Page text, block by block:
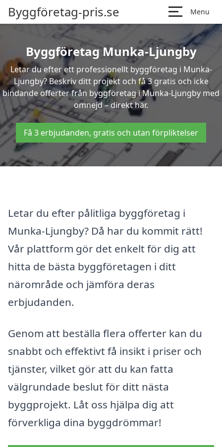
Byggföretag-pris.se Menu
Byggföretag Munka-Ljungby
Letar du efter ett professionellt byggföretag i Munka-
Ljungby? Beskriv ditt projekt och få 3 gratis och icke
bindande offerter från byggföretag i Munka-Ljungby med
omnejd – direkt här.
Få 3 erbjudanden, gratis och utan förpliktelser
Letar du efter pålitliga byggföretag i
Munka-Ljungby? Då har du kommit rätt!
Vår plattform gör det enkelt för dig att
hitta de bästa byggföretagen i ditt
närområde och jämföra deras
erbjudanden.
Genom att beställa flera offerter kan du
snabbt och effektivt få insikt i priser och
tjänster, vilket gör att du kan fatta
välgrundade beslut för ditt nästa
byggprojekt. Låt oss hjälpa dig att
förverkliga dina byggdrömmar!